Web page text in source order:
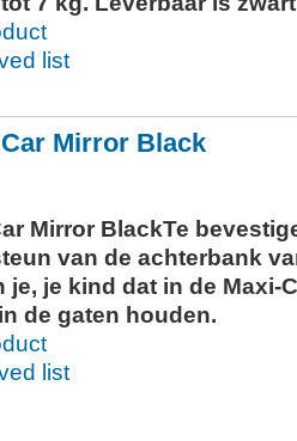
list
Mirror Black
Mirror BlackTe
van de achterbank
je, je kind dat in de Maxi-
de gaten houden.
list